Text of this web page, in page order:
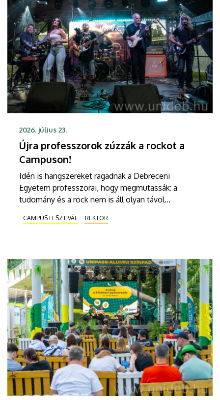
2026. július 23.
Újra professzorok zúzzák a rockot a
Campuson!
Idén is hangszereket ragadnak a Debreceni
Egyetem professzorai, hogy megmutassák: a
tudomány és a rock nem is áll olyan távol
project közös formációja robbantja be az estét a
vadonatúj feldolgozásokkal is várják a közönséget.
CAMPUS FESZTIVÁL REKTOR